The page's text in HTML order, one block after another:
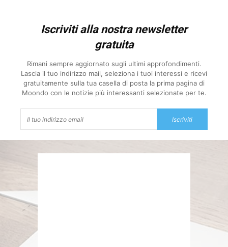
Iscriviti alla nostra newsletter
gratuita
Rimani sempre aggiornato sugli ultimi approfondimenti.
Lascia il tuo indirizzo mail, seleziona i tuoi interessi e ricevi
gratuitamente sulla tua casella di posta la prima pagina di
Moondo con le notizie più interessanti selezionate per te.
Iscriviti